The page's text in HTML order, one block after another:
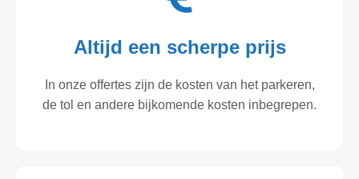
Altijd een scherpe prijs
In onze offertes zijn de kosten van het parkeren,
de tol en andere bijkomende kosten inbegrepen.